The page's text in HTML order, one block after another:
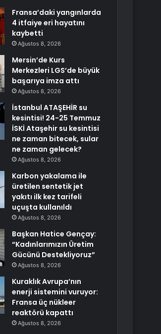
Fransa’daki yangınlarda
4 itfaiye eri hayatını
kaybetti
Ağustos 8, 2026
Mersin’de Kurs
Merkezleri LGS’de büyük
başarıya imza attı
Ağustos 8, 2026
İstanbul ATAŞEHİR su
kesintisi! 24-25 Temmuz
İSKİ Ataşehir su kesintisi
ne zaman bitecek, sular
ne zaman gelecek?
Ağustos 8, 2026
Karbon yakalama ile
üretilen sentetik jet
yakıtı ilk kez tarifeli
uçuşta kullanıldı
Ağustos 8, 2026
Başkan Hatice Gençay:
“Kadınlarımızın Üretim
Gücünü Destekliyoruz”
Ağustos 8, 2026
Kuraklık Avrupa’nın
enerji sistemini vuruyor:
Fransa üç nükleer
reaktörü kapattı
Ağustos 8, 2026